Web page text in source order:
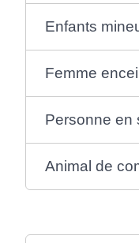
Enfants
Femme
Personne en
Animal de